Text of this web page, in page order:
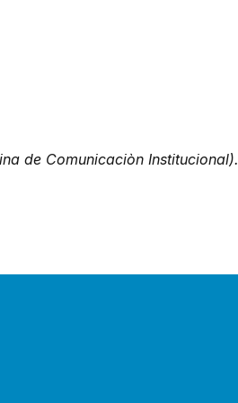
de Comunicaciòn Institucional).